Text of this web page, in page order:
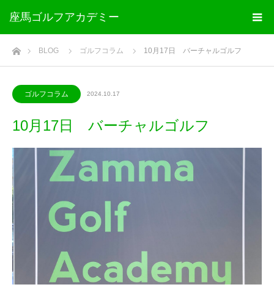
座馬ゴルフアカデミー
ホームBLOG ゴルフコラム 10月17日 バーチャルゴルフ
ゴルフコラム 2024.10.17
10月17日 バーチャルゴルフ